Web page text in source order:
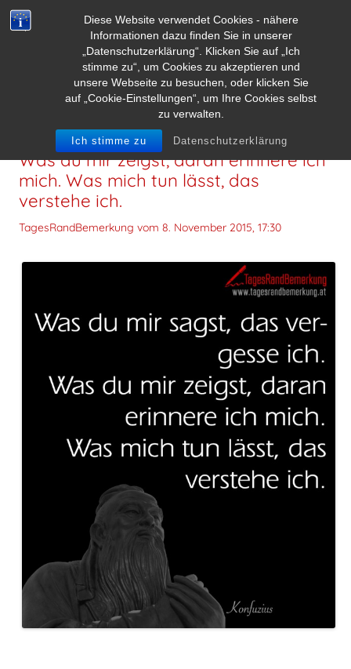
Diese Website verwendet Cookies - nähere
Informationen dazu finden Sie in unserer
„Datenschutzerklärung“. Klicken Sie auf „Ich
stimme zu“, um Cookies zu akzeptieren und
unsere Webseite zu besuchen, oder klicken Sie
auf „Cookie-Einstellungen“, um Ihre Cookies selbst
zu verwalten.
Ich stimme zu Datenschutzerklärung
Was du mir sagst, das vergesse ich.
Was du mir zeigst, daran erinnere ich
mich. Was mich tun lässt, das
verstehe ich.
TagesRandBemerkung vom 8. November 2015, 17:30